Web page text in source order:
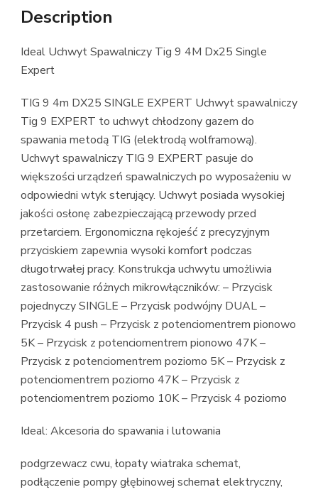
Description
Ideal Uchwyt Spawalniczy Tig 9 4M Dx25 Single
Expert
TIG 9 4m DX25 SINGLE EXPERT Uchwyt spawalniczy
Tig 9 EXPERT to uchwyt chłodzony gazem do
spawania metodą TIG (elektrodą wolframową).
Uchwyt spawalniczy TIG 9 EXPERT pasuje do
większości urządzeń spawalniczych po wyposażeniu w
odpowiedni wtyk sterujący. Uchwyt posiada wysokiej
jakości osłonę zabezpieczającą przewody przed
przetarciem. Ergonomiczna rękojeść z precyzyjnym
przyciskiem zapewnia wysoki komfort podczas
długotrwałej pracy. Konstrukcja uchwytu umożliwia
zastosowanie różnych mikrowłączników: – Przycisk
pojednyczy SINGLE – Przycisk podwójny DUAL –
Przycisk 4 push – Przycisk z potenciomentrem pionowo
5K – Przycisk z potenciomentrem pionowo 47K –
Przycisk z potenciomentrem poziomo 5K – Przycisk z
potenciomentrem poziomo 47K – Przycisk z
potenciomentrem poziomo 10K – Przycisk 4 poziomo
Ideal: Akcesoria do spawania i lutowania
podgrzewacz cwu, łopaty wiatraka schemat,
podłączenie pompy głębinowej schemat elektryczny,